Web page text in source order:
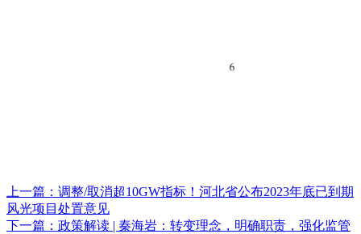
上一篇：调整/取消超10GW指标！河北省公布2023年底已到期
风光项目处置意见
下一篇：政策解读 | 秦海岩：转变理念，明确职责，强化监管